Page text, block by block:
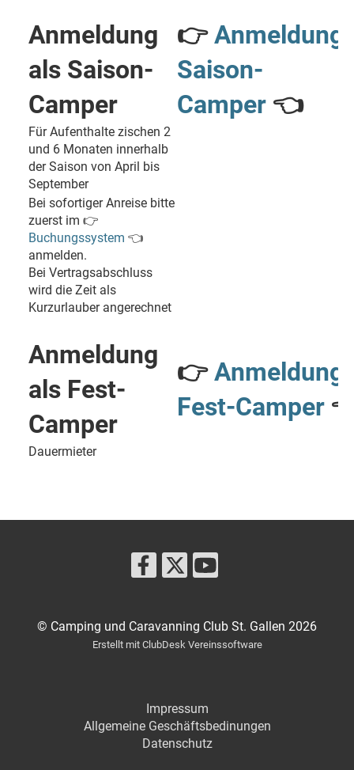
Anmeldung
als Saison-
Camper
👉Anmeldung
Saison-
Camper 👈
Für Aufenthalte zischen 2
und 6 Monaten innerhalb
der Saison von April bis
September
Bei sofortiger Anreise bitte
zuerst im 👉
Buchungssystem 👈
anmelden.
Bei Vertragsabschluss
wird die Zeit als
Kurzurlauber angerechnet
Anmeldung
als Fest-
Camper
👉Anmeldung
Fest-Camper
Dauermieter
© Camping und Caravanning Club St. Gallen 2026
Erstellt mit ClubDesk Vereinssoftware
Impressum
Allgemeine Geschäftsbedinungen
Datenschutz